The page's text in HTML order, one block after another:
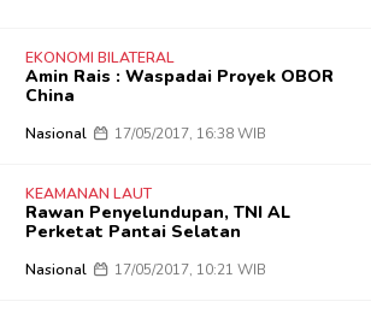
EKONOMI BILATERAL
Amin Rais : Waspadai Proyek OBOR
China
Nasional 17/05/2017, 16:38 WIB
KEAMANAN LAUT
Rawan Penyelundupan, TNI AL
Perketat Pantai Selatan
Nasional 17/05/2017, 10:21 WIB